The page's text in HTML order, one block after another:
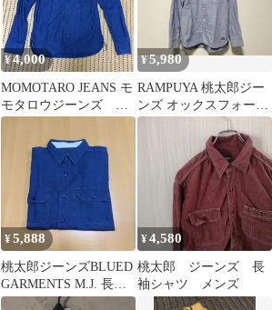
¥4,000
MOMOTARO JEANS モ
モタロウジーンズ 長
袖シャツ
¥5,980
RAMPUYA 桃太郎ジー
ンズ オックスフォード
BDシャツ 38 サックス
¥5,888
桃太郎ジーンズBLUED
GARMENTS M.J. 長袖
シャツ 42
¥4,580
桃太郎 ジーンズ 長
袖シャツ メンズ